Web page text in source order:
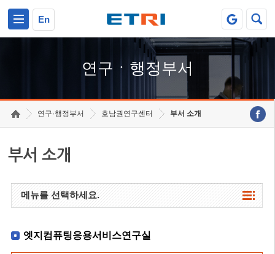
En
연구ㆍ행정부서
연구·행정부서 호남권연구센터 부서 소개
부서 소개
메뉴를 선택하세요.
엣지컴퓨팅응용서비스연구실